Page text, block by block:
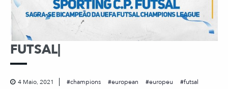
FUTSAL|
4 Maio, 2021 champions european europeu
futsal